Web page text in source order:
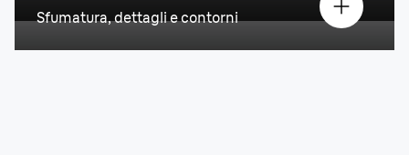
Sfumatura, dettagli e contorni